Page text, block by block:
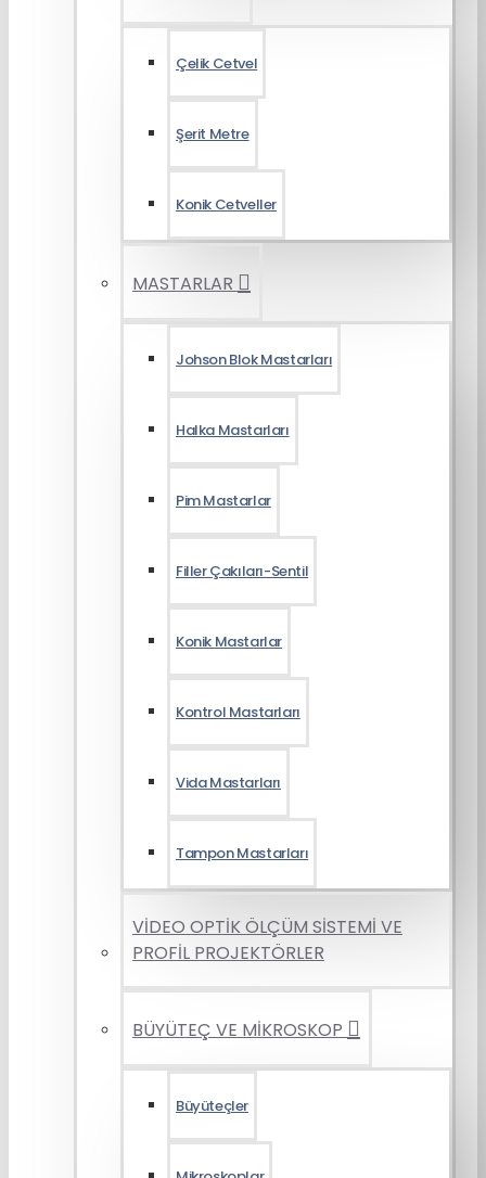
Çelik Cetvel
Şerit Metre
Konik Cetveller
MASTARLAR
Johson Blok Mastarları
Halka Mastarları
Pim Mastarlar
Filler Çakıları-Sentil
Konik Mastarlar
Kontrol Mastarları
Vida Mastarları
Tampon Mastarları
VİDEO OPTİK ÖLÇÜM SİSTEMİ VE
PROFİL PROJEKTÖRLER
BÜYÜTEÇ VE MİKROSKOP
Büyüteçler